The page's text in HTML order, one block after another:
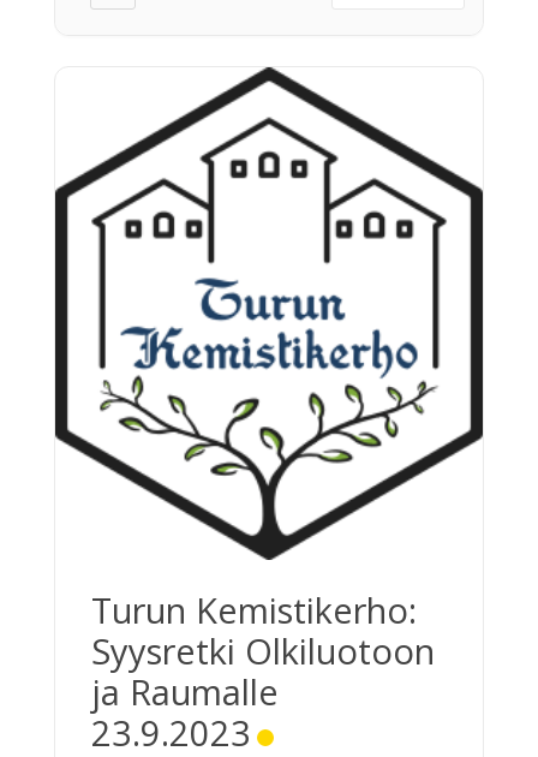
millainen on mikromuovien ekotoksikologia.
biokemiallinen kohtalo ravintoketjussa? […]
Turun Kemistikerho:
Syysretki Olkiluotoon
ja Raumalle
23.9.2023